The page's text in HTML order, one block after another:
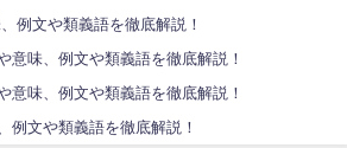
例文や類義語を徹底解説！
意味、例文や類義語を徹底解説！
意味、例文や類義語を徹底解説！
例文や類義語を徹底解説！